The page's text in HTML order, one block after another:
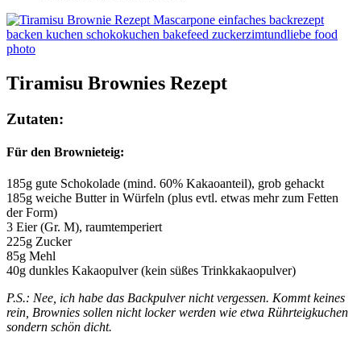
Tiramisu Brownies Rezept
Zutaten:
Für den Brownieteig:
185g gute Schokolade (mind. 60% Kakaoanteil), grob gehackt
185g weiche Butter in Würfeln (plus evtl. etwas mehr zum Fetten
der Form)
3 Eier (Gr. M), raumtemperiert
225g Zucker
85g Mehl
40g dunkles Kakaopulver (kein süßes Trinkkakaopulver)
P.S.: Nee, ich habe das Backpulver nicht vergessen. Kommt keines
rein, Brownies sollen nicht locker werden wie etwa Rührteigkuchen
sondern schön dicht.